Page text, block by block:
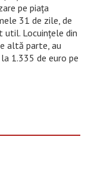
pe piața
31 de zile, de
util. Locuințele din
altă parte, au
1.335 de euro pe